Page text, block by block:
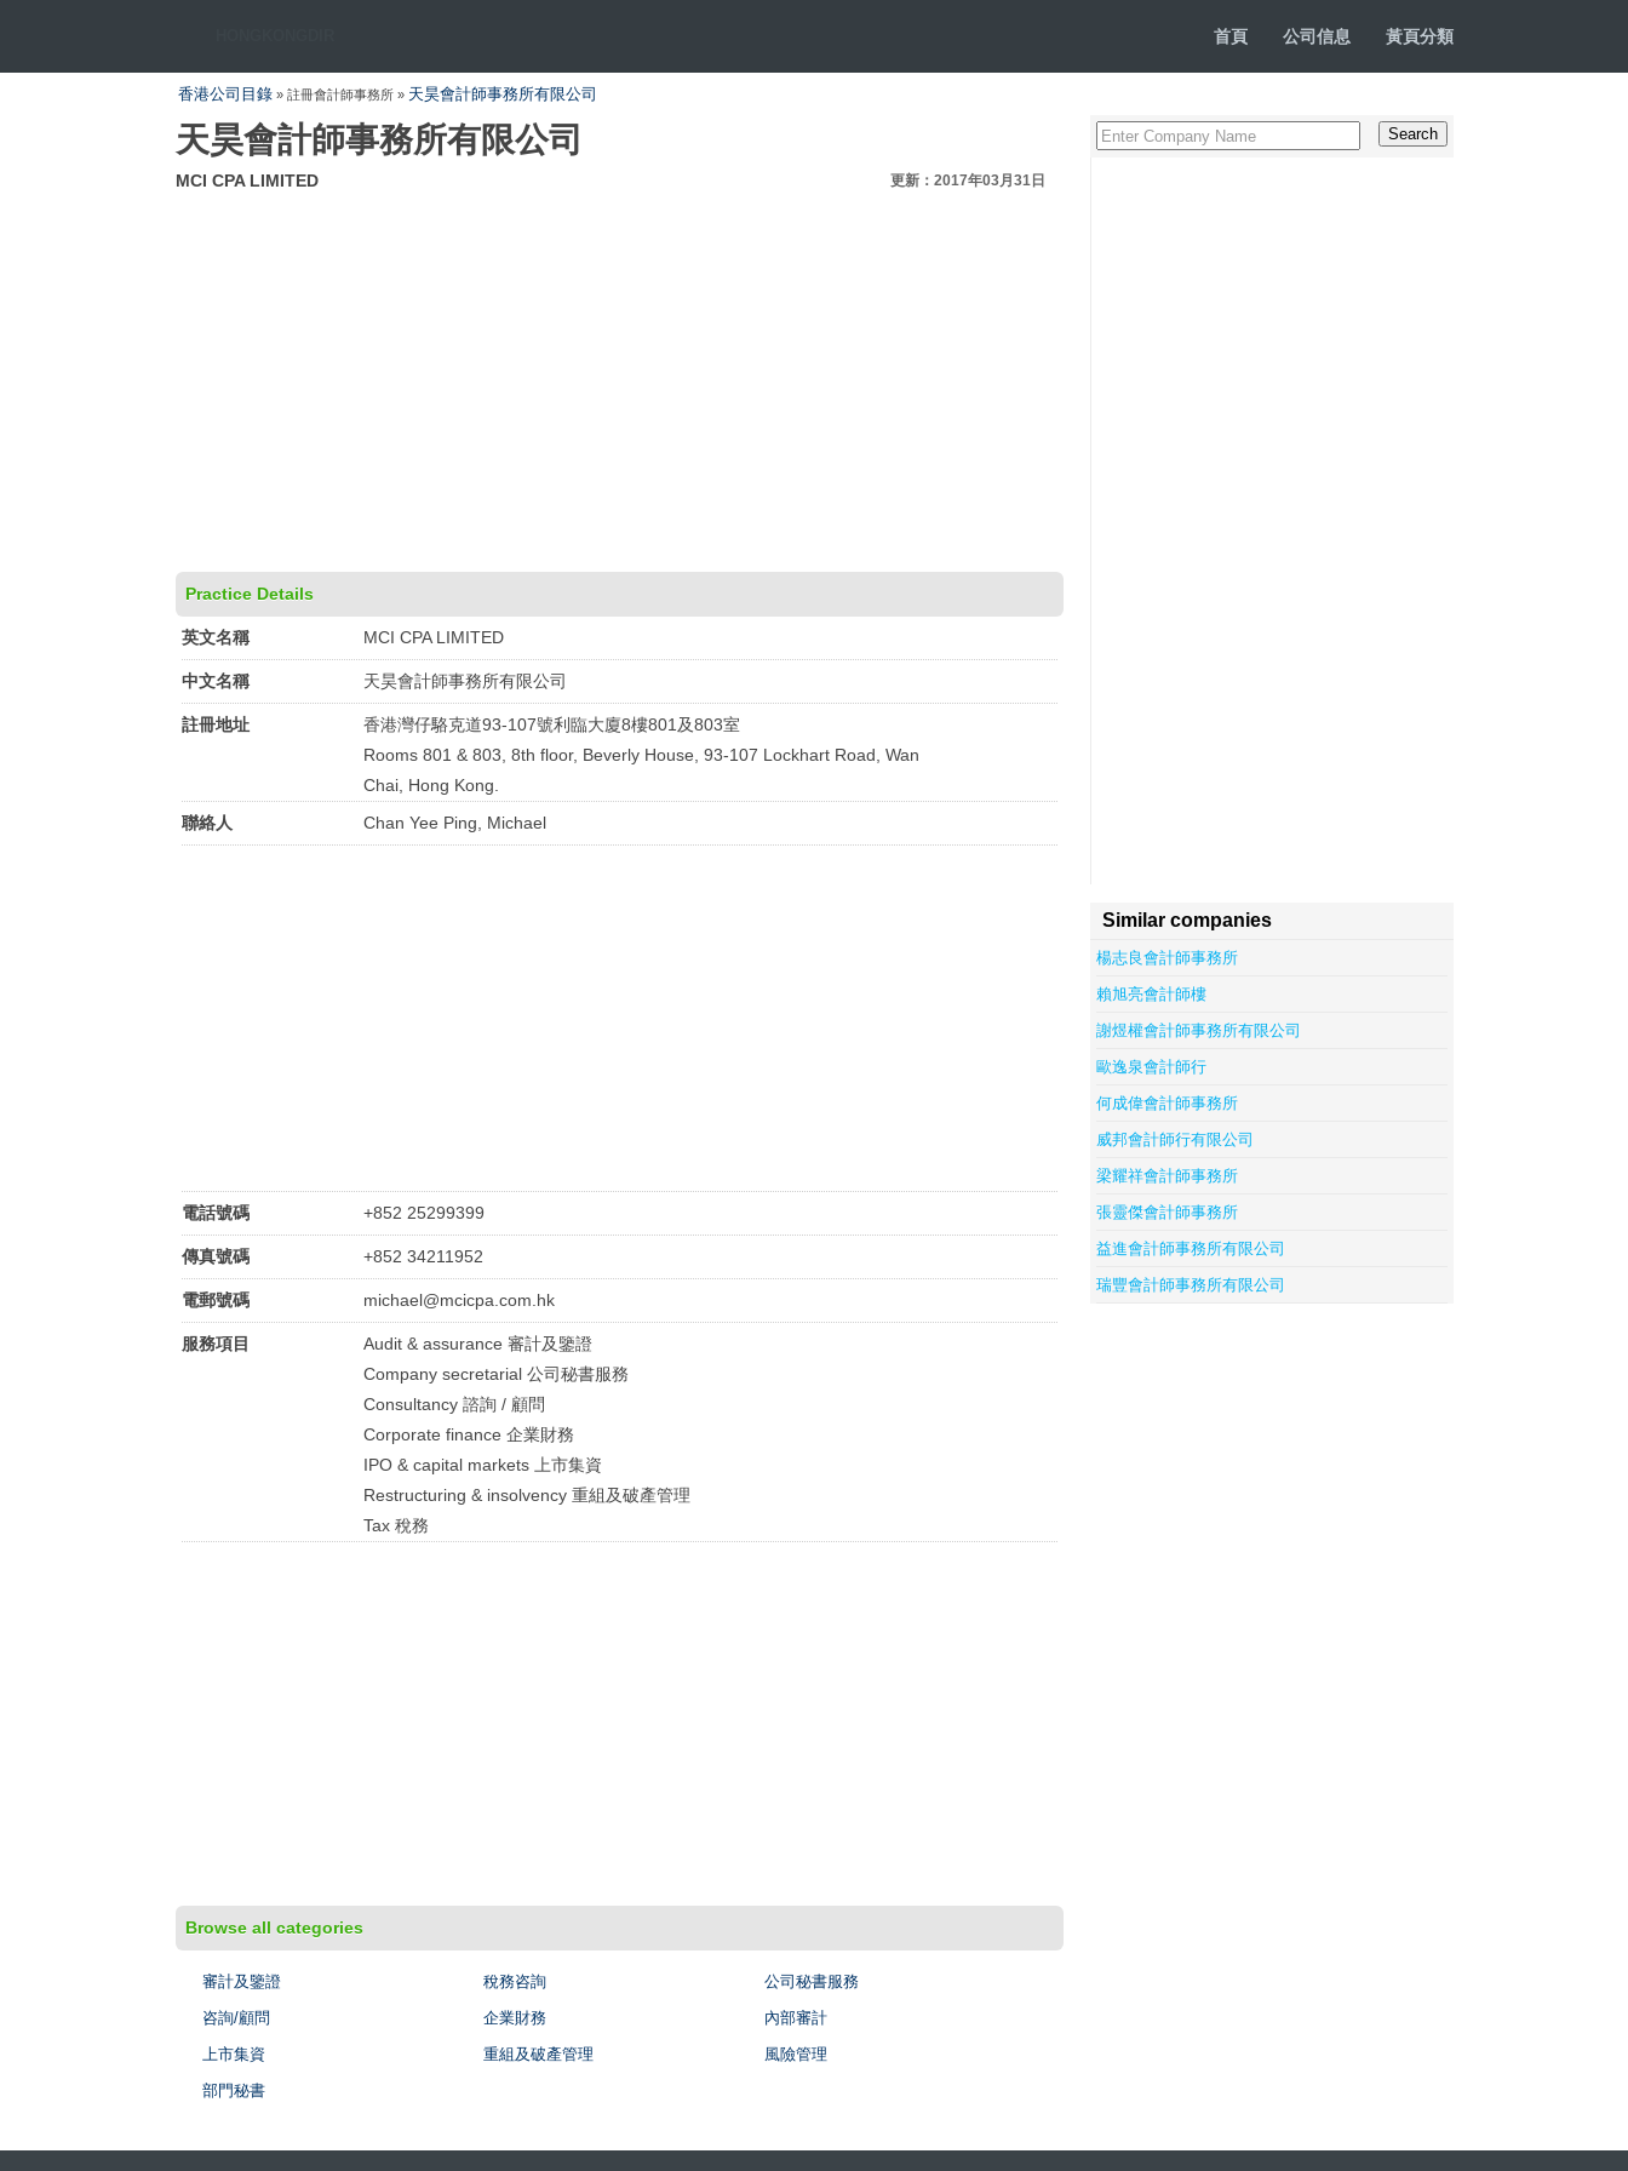
首頁 公司信息 黃頁分類
香港公司目錄 » 註冊會計師事務所 » 天昊會計師事務所有限公司
天昊會計師事務所有限公司
MCI CPA LIMITED 更新：2017年03月31日
Practice Details
英文名稱 MCI CPA LIMITED
中文名稱 天昊會計師事務所有限公司
註冊地址
香港灣仔駱克道93-107號利臨大廈8樓801及803室
Rooms 801 & 803, 8th floor, Beverly House, 93-107 Lockhart Road, Wan
Chai, Hong Kong.
聯絡人
Chan Yee Ping, Michael
電話號碼 +852 25299399
傳真號碼 +852 34211952
電郵號碼 michael@mcicpa.com.hk
服務項目
Audit & assurance 審計及鑒證
Company secretarial 公司秘書服務
Consultancy 諮詢 / 顧問
Corporate finance 企業財務
IPO & capital markets 上市集資
Restructuring & insolvency 重組及破產管理
Tax 稅務
Browse all categories
審計及鑒證 稅務咨詢
公司秘書服務
咨詢/顧問
企業財務
內部審計
上市集資
重組及破產管理
風險管理
部門秘書
Similar companies
楊志良會計師事務所
賴旭亮會計師樓
謝煜權會計師事務所有限公司
歐逸泉會計師行
何成偉會計師事務所
威邦會計師行有限公司
梁耀祥會計師事務所
張靈傑會計師事務所
益進會計師事務所有限公司
瑞豐會計師事務所有限公司